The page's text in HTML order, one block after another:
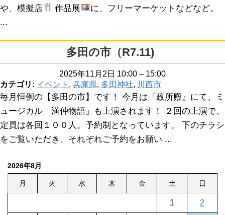
や、模擬店
作品展
に、フリーマーケットなどなど。
...
多田の市（R7.11)
2025年11月2日 10:00 – 15:00
カテゴリ: イベント , 兵庫県, 多田神社, 川西市
毎月恒例の【多田の市】です！ 今月は『政所殿』にて、ミ
ュージカル「満仲物語」も上演されます！ ２回の上演で、
定員は各回１００人。予約制となっています。 下のチラシ
をご覧いただき、それぞれご予約をお願い ...
2026年8月
月 火 水 木 金 土 日
1 2